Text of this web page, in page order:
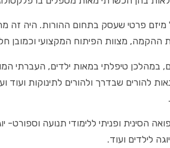
פרטי שעסק בתחום ההורות. היה זה
ההקמה, מצוות הפיתוח המקצועי וכמובן
במרכז נמשכה 5 שנים, במהלכן טיפלתי במאות ילדים,
להורים שבדרך ולהורים לתינוקות
הסינית ופניתי ללימודי תנועה
לילדים ועוד.